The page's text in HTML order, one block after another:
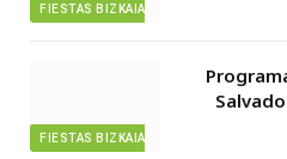
FIESTAS BIZKAIA
FIESTAS BIZKAIA